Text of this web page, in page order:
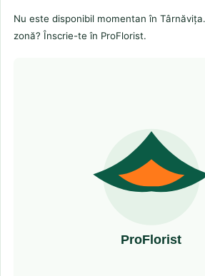
Nu este disponibil momentan în
zonă? Înscrie-te în ProFlorist.